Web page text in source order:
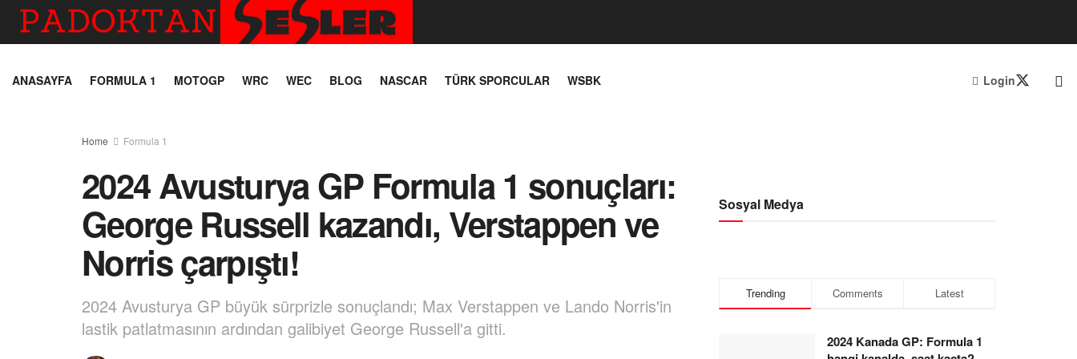
ANASAYFA FORMULA 1 MOTOGP WRC WEC BLOG NASCAR TÜRK SPORCULAR WSBK Login
Home Formula 1
2024 Avusturya GP Formula 1 sonuçları:
George Russell kazandı, Verstappen ve
Norris çarpıştı!
2024 Avusturya GP büyük sürprizle sonuçlandı; Max Verstappen ve Lando Norris'in
lastik patlatmasının ardından galibiyet George Russell'a gitti.
Sosyal Medya
Trending Comments Latest
2024 Kanada GP: Formula 1